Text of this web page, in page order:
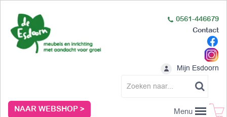
NAAR WEBSHOP >
0561-446679
Contact
Mijn Esdoorn
Menu